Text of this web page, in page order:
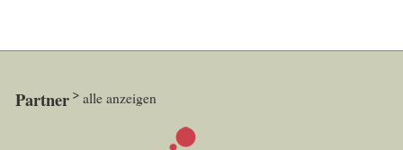
Partner alle anzeigen